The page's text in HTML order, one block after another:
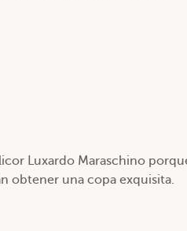
Luxardo Maraschino
obtener una copa exquisita.